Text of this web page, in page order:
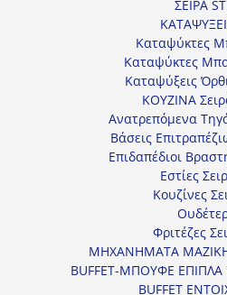
ΣΕΙΡΑ
Καταψύκτες
Καταψύκτες
Καταψύξεις
ΚΟΥΖΙΝΑ
Ανατρεπόμενα
Βάσεις
Επιδαπέδιοι
Εστίες
Κουζίνες
Φριτέζες
ΜΗΧΑΝΗΜΑΤΑ
BUFFET-ΜΠΟΥΦΕ
BUFFET